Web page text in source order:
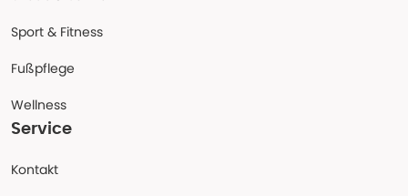
Sport & Fitness
Fußpflege
Wellness
Service
Kontakt